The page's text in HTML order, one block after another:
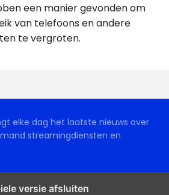
een manier gevonden om
van telefoons en andere
te vergroten.
elke dag het laatste nieuws over
streamingdiensten en
versie afsluiten